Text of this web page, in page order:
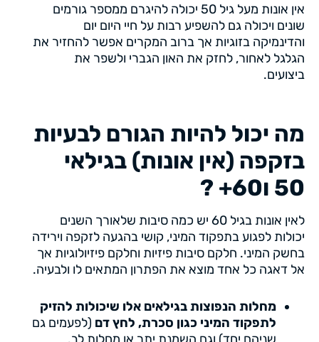
אין אונות מעל גיל 50 יכולה להיגרם ממספר גורמים
שונים ויכולה גם להשפיע רבות על חיי היום יום
והדינמיקה בזוגיות אך ברוב המקרים אפשר להחזיר את
הגלגל לאחור, לחזק את האון הגברי ולשפר את
ביצועים.
מה יכול להיות הגורם לבעיות
בזקפה (אין אונות) בגילאי
50 ו60+ ?
לאין אונות בגיל 60 יש כמה סיבות שלאורך השנים
יכולות לפגוע בתפקוד המיני, קושי בהגעה לזקפה וירידה
בחשק המיני. חלקם סיבות פיזיות וחלקם פיזיולוגיות אך
אל דאגה כל אחד מוצא את הפתרון המתאים לו ולבעיה.
מחלות הנפוצות בגילאים אלו שיכולות להזיק
לתפקוד המיני כגון סכרת, לחץ דם (לפעמים גם